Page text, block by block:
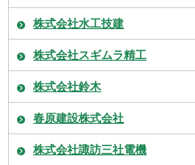
株式会社水工技建
株式会社スギムラ精工
株式会社鈴木
春原建設株式会社
株式会社諏訪三社電機